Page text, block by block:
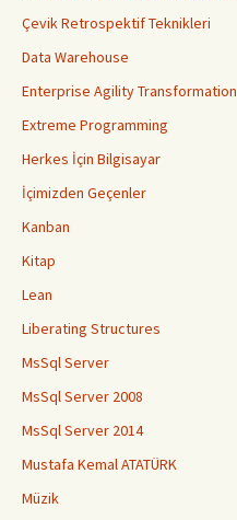
Çevik Retrospektif Teknikleri
Data Warehouse
Enterprise Agility Transformation
Extreme Programming
Herkes İçin Bilgisayar
İçimizden Geçenler
Kanban
Kitap
Lean
Liberating Structures
MsSql Server
MsSql Server 2008
MsSql Server 2014
Mustafa Kemal ATATÜRK
Müzik